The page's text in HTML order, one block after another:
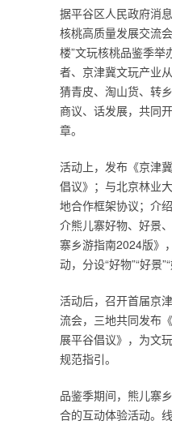
据平谷区人民政府消
核桃高质量发展交流
楼”文玩核桃品鉴季举
者、京津冀文玩产业
猜青皮、淘山货、转
商议、话发展，共同
章。
活动上，发布《京津
倡议》；与北京林业
地合作框架协议；介
介熊儿寨好物、好景
寨乡游指南2024版》
动，分设“好物”“好景
活动后，召开首届京
流会，三地共同发布
展平谷倡议》，为文
规范指引。
品鉴季期间，熊儿寨
合的互动体验活动。